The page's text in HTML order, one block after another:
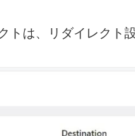
トは、リダイレクト